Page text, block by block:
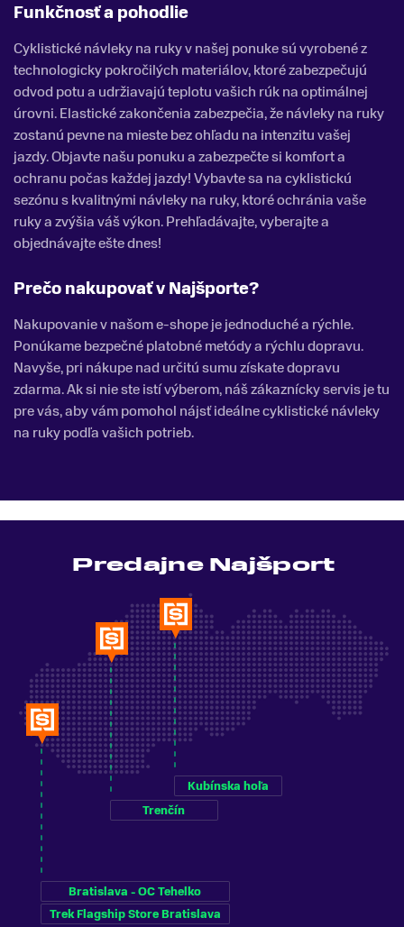
Funkčnosť a pohodlie
Cyklistické návleky na ruky v našej ponuke sú vyrobené z
technologicky pokročilých materiálov, ktoré zabezpečujú
odvod potu a udržiavajú teplotu vašich rúk na optimálnej
úrovni. Elastické zakončenia zabezpečia, že návleky na ruky
zostanú pevne na mieste bez ohľadu na intenzitu vašej
jazdy. Objavte našu ponuku a zabezpečte si komfort a
ochranu počas každej jazdy! Vybavte sa na cyklistickú
sezónu s kvalitnými návleky na ruky, ktoré ochránia vaše
ruky a zvýšia váš výkon. Prehľadávajte, vyberajte a
objednávajte ešte dnes!
Prečo nakupovať v Najšporte?
Nakupovanie v našom e-shope je jednoduché a rýchle.
Ponúkame bezpečné platobné metódy a rýchlu dopravu.
Navyše, pri nákupe nad určitú sumu získate dopravu
zdarma. Ak si nie ste istí výberom, náš zákaznícky servis je tu
pre vás, aby vám pomohol nájsť ideálne cyklistické návleky
na ruky podľa vašich potrieb.
Predajne Najšport
Bratislava - OC Tehelko
Trek Flagship Store Bratislava
Trenčín
Kubínska hoľa